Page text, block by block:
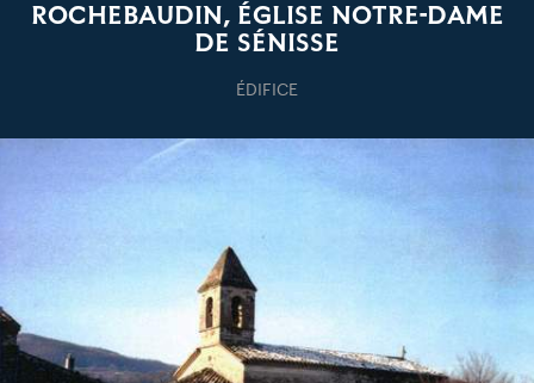
ROCHEBAUDIN, ÉGLISE NOTRE-DAME
DE SÉNISSE
ÉDIFICE